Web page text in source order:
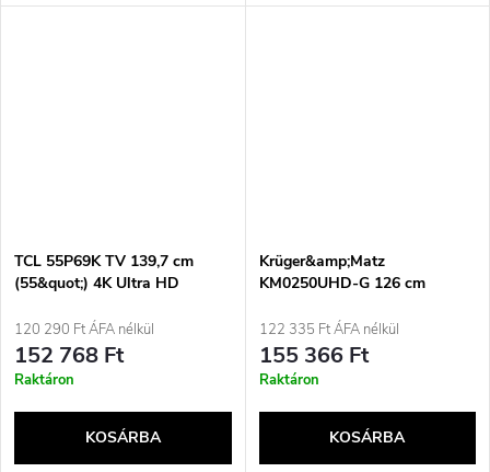
TCL 55P69K TV 139,7 cm
(55&quot;) 4K Ultra HD
120 290 Ft ÁFA nélkül
152 768 Ft
Raktáron
KOSÁRBA
Krüger&amp;Matz
KM0250UHD-G 126 cm
Wi-Fi Fekete
122 335 Ft ÁFA nélkül
155 366 Ft
Raktáron
KOSÁRBA